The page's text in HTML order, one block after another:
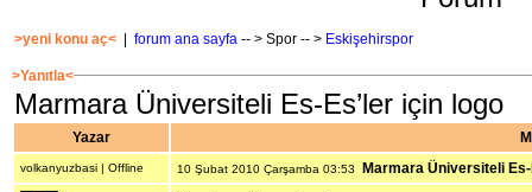
>yeni konu aç< forum ana sayfa -- > Spor -- > Eskişehirspor
>Yanıtla<
Marmara Üniversiteli Es-Es’ler için logo
Yazar
volkanyuzbasi | Offline 10 Şubat 2010 Çarşamba 03:53 Marmara Üniversiteli